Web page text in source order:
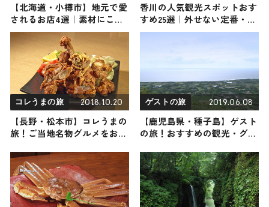
【北海道・小樽市】地元で愛
されるお店4選｜素材にこだ
わる老舗から有名店までご紹
介
香川の人気観光スポットおす
すめ25選｜外せない定番・名
所から穴場まで見どころ満載
コレうまの旅 2018.10.20
【長野・松本市】コレうまの
旅！ご当地名物グルメをお届
ゲストの旅 2019.06.08
【鹿児島県・種子島】ゲスト
の旅！おすすめの観光・グル